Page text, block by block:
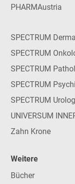
PHARMAustria
SPECTRUM
SPECTRUM
SPECTRUM
SPECTRUM
SPECTRUM
UNIVERSUM
Zahn Krone
Weitere
Bücher